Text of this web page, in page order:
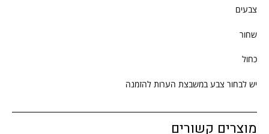
צבעים
שחור
כחול
יש לבחור צבע במשבצת הערות להזמנה
מוצרים קשורים